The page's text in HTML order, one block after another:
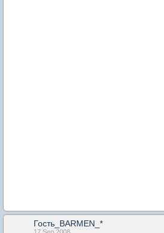
Гость_BARMEN_*
17 Sep 2008